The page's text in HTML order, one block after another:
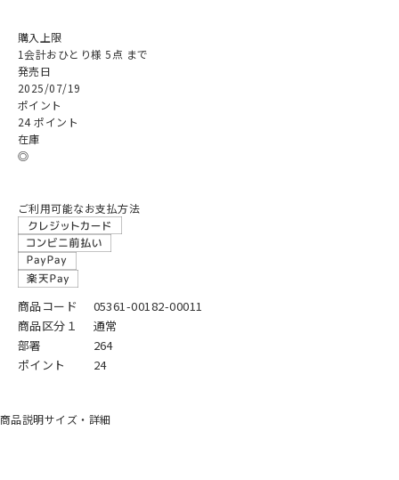
購入上限
1会計おひとり様 5点 まで
発売日
2025/07/19
ポイント
24 ポイント
在庫
◎
ご利用可能なお支払方法
商品コード
05361-00182-00011
商品区分１
通常
部署
264
ポイント
24
商品説明サイズ・詳細